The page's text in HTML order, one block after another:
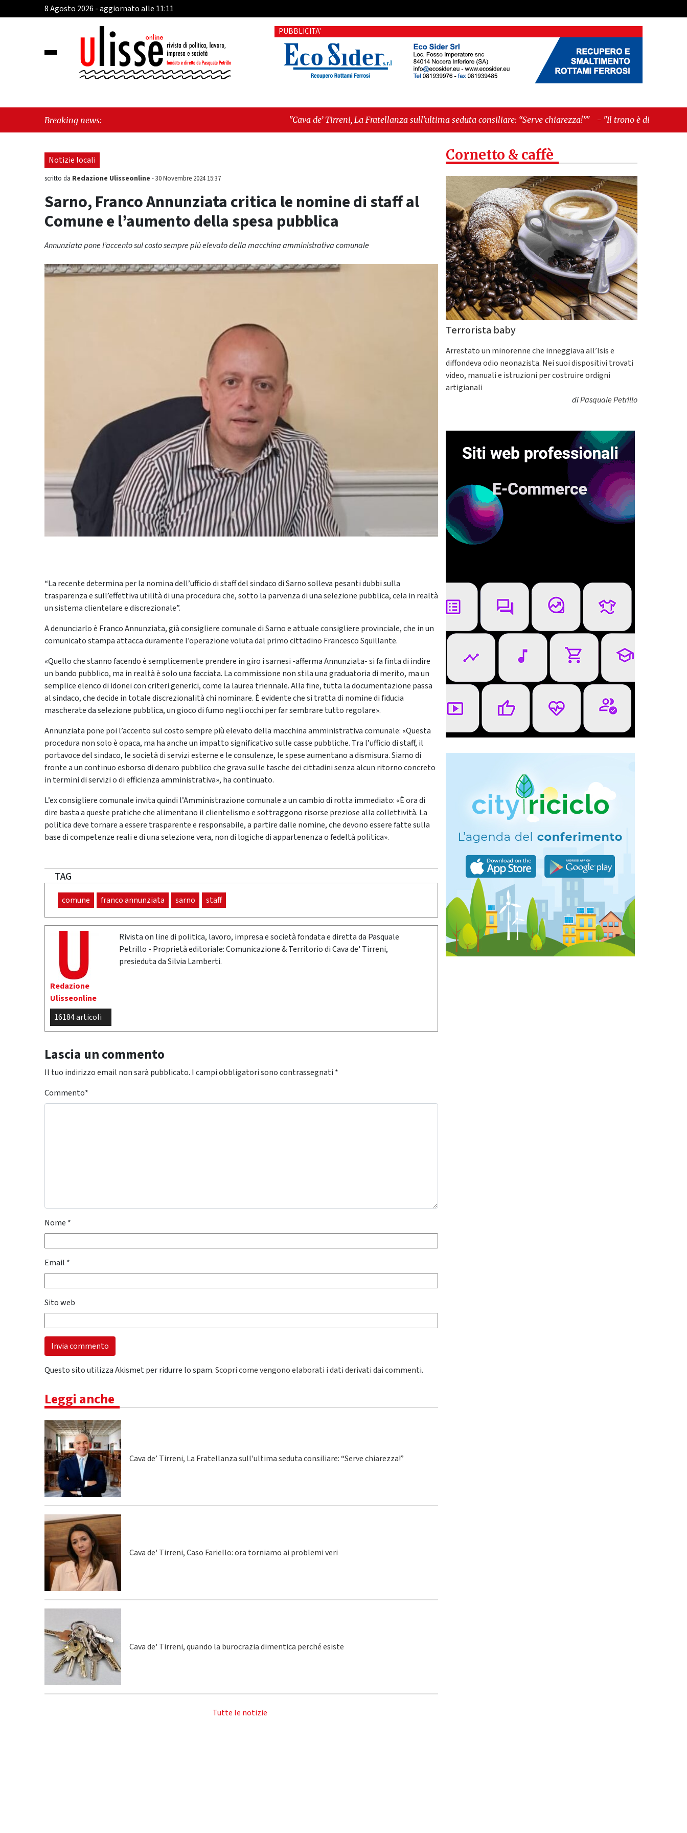
8 Agosto 2026 - aggiornato alle 11:11
PUBBLICITA'
Breaking news: "Cava de’ Tirreni, La Fratellanza sull'ultima seduta consiliare: “Serve chiarezza!”" -"Il trono è di erba: come Bryant
Park ha sconfitto l’impero di cemento"
Notizie locali
scritto da Redazione Ulisseonline -30 Novembre 2024 15:37
Sarno, Franco Annunziata critica le nomine di staff al
Comune e l’aumento della spesa pubblica
Annunziata pone l’accento sul costo sempre più elevato della macchina amministrativa comunale
“La recente determina per la nomina dell’ufficio di staff del sindaco di Sarno solleva pesanti dubbi sulla
trasparenza e sull’effettiva utilità di una procedura che, sotto la parvenza di una selezione pubblica, cela in realtà
un sistema clientelare e discrezionale”.
A denunciarlo è Franco Annunziata, già consigliere comunale di Sarno e attuale consigliere provinciale, che in un
comunicato stampa attacca duramente l’operazione voluta dal primo cittadino Francesco Squillante.
«Quello che stanno facendo è semplicemente prendere in giro i sarnesi -afferma Annunziata- si fa finta di indire
un bando pubblico, ma in realtà è solo una facciata. La commissione non stila una graduatoria di merito, ma un
semplice elenco di idonei con criteri generici, come la laurea triennale. Alla fine, tutta la documentazione passa
al sindaco, che decide in totale discrezionalità chi nominare. È evidente che si tratta di nomine di fiducia
mascherate da selezione pubblica, un gioco di fumo negli occhi per far sembrare tutto regolare».
Annunziata pone poi l’accento sul costo sempre più elevato della macchina amministrativa comunale: «Questa
procedura non solo è opaca, ma ha anche un impatto significativo sulle casse pubbliche. Tra l’ufficio di staff, il
portavoce del sindaco, le società di servizi esterne e le consulenze, le spese aumentano a dismisura. Siamo di
fronte a un continuo esborso di denaro pubblico che grava sulle tasche dei cittadini senza alcun ritorno concreto
in termini di servizi o di efficienza amministrativa», ha continuato.
L’ex consigliere comunale invita quindi l’Amministrazione comunale a un cambio di rotta immediato: «È ora di
dire basta a queste pratiche che alimentano il clientelismo e sottraggono risorse preziose alla collettività. La
politica deve tornare a essere trasparente e responsabile, a partire dalle nomine, che devono essere fatte sulla
base di competenze reali e di una selezione vera, non di logiche di appartenenza o fedeltà politica».
TAG
comune franco annunziata sarno staff
Redazione
Ulisseonline
16184 articoli
Rivista on line di politica, lavoro, impresa e società fondata e diretta da Pasquale
Petrillo - Proprietà editoriale: Comunicazione & Territorio di Cava de' Tirreni,
presieduta da Silvia Lamberti.
Lascia un commento
Il tuo indirizzo email non sarà pubblicato. I campi obbligatori sono contrassegnati *
Commento*
Nome *
Email *
Sito web
Questo sito utilizza Akismet per ridurre lo spam.Scopri come vengono elaborati i dati derivati dai commenti.
Leggi anche
Cava de’ Tirreni, La Fratellanza sull'ultima seduta consiliare: “Serve chiarezza!”
Cava de' Tirreni, Caso Fariello: ora torniamo ai problemi veri
Cava de' Tirreni, quando la burocrazia dimentica perché esiste
Tutte le notizie
Cornetto & caffè
Terrorista baby
Arrestato un minorenne che inneggiava all’Isis e
diffondeva odio neonazista. Nei suoi dispositivi trovati
video, manuali e istruzioni per costruire ordigni
artigianali
diPasquale Petrillo